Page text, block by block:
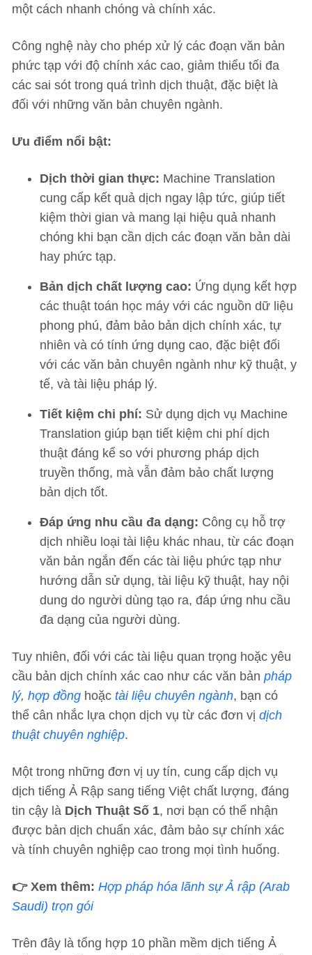
một cách nhanh chóng và chính xác.
Công nghệ này cho phép xử lý các đoạn văn bản
phức tạp với độ chính xác cao, giảm thiểu tối đa
các sai sót trong quá trình dịch thuật, đặc biệt là
đối với những văn bản chuyên ngành.
Ưu điểm nổi bật:
Dịch thời gian thực: Machine Translation
cung cấp kết quả dịch ngay lập tức, giúp tiết
kiệm thời gian và mang lại hiệu quả nhanh
chóng khi bạn cần dịch các đoạn văn bản dài
hay phức tạp.
Bản dịch chất lượng cao: Ứng dụng kết hợp
các thuật toán học máy với các nguồn dữ liệu
phong phú, đảm bảo bản dịch chính xác, tự
nhiên và có tính ứng dụng cao, đặc biệt đối
với các văn bản chuyên ngành như kỹ thuật, y
tế, và tài liệu pháp lý.
Tiết kiệm chi phí: Sử dụng dịch vụ Machine
Translation giúp bạn tiết kiệm chi phí dịch
thuật đáng kể so với phương pháp dịch
truyền thống, mà vẫn đảm bảo chất lượng
bản dịch tốt.
Đáp ứng nhu cầu đa dạng: Công cụ hỗ trợ
dịch nhiều loại tài liệu khác nhau, từ các đoạn
văn bản ngắn đến các tài liệu phức tạp như
hướng dẫn sử dụng, tài liệu kỹ thuật, hay nội
dung do người dùng tạo ra, đáp ứng nhu cầu
đa dạng của người dùng.
Tuy nhiên, đối với các tài liệu quan trọng hoặc yêu
cầu bản dịch chính xác cao như các văn bản pháp
lý, hợp đồng hoặc tài liệu chuyên ngành, bạn có
thể cân nhắc lựa chọn dịch vụ từ các đơn vị dịch
thuật chuyên nghiệp.
Một trong những đơn vị uy tín, cung cấp dịch vụ
dịch tiếng Ả Rập sang tiếng Việt chất lượng, đáng
tin cậy là Dịch Thuật Số 1, nơi bạn có thể nhận
được bản dịch chuẩn xác, đảm bảo sự chính xác
và tính chuyên nghiệp cao trong mọi tình huống.
👉 Xem thêm: Hợp pháp hóa lãnh sự Ả rập (Arab
Saudi) trọn gói
Trên đây là tổng hợp 10 phần mềm dịch tiếng Ả